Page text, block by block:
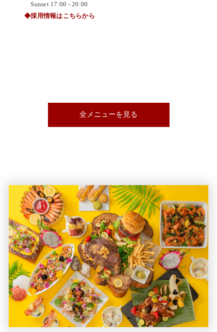
Sunset 17:00 - 20:00
◆採用情報はこちらから
全メニューを見る